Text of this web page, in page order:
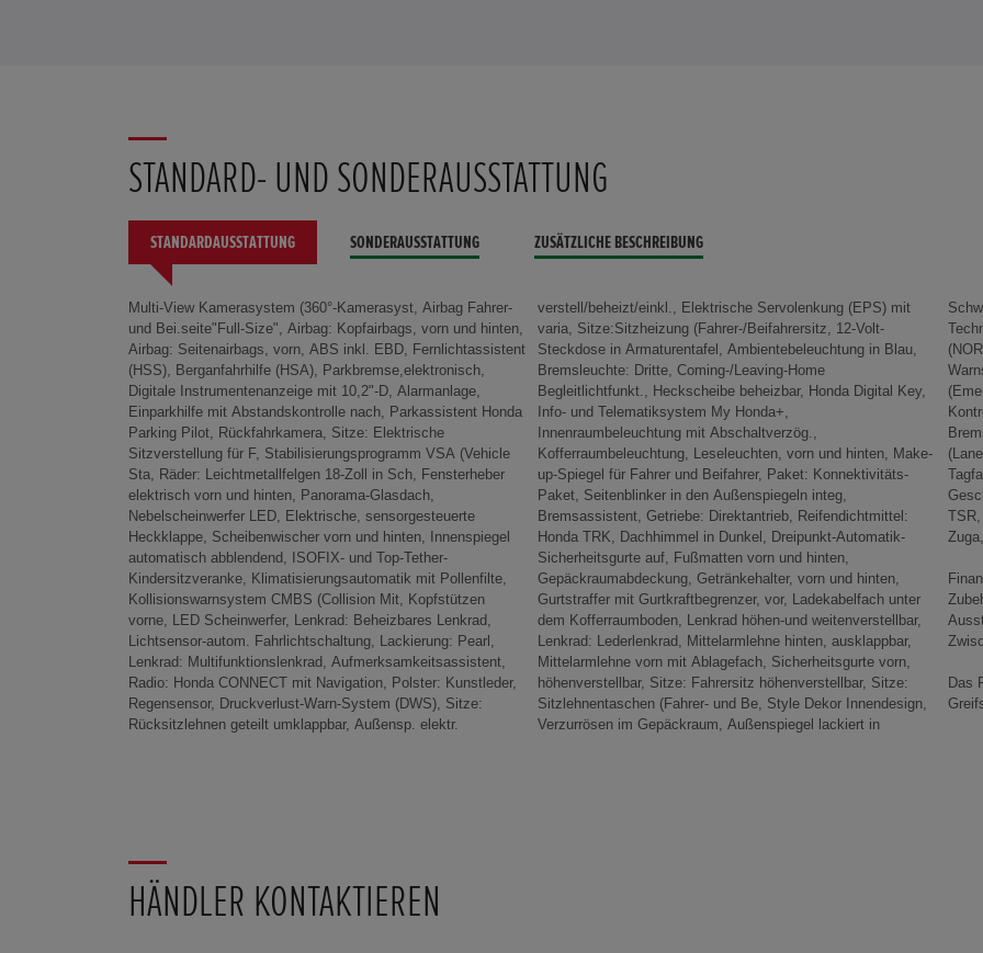
STANDARD- UND SONDERAUSSTATTUNG
STANDARDAUSSTATTUNG SONDERAUSSTATTUNG ZUSÄTZLICHE BESCHREIBUNG
Multi-View Kamerasystem (360°-Kamerasyst, Airbag Fahrer-
und Bei.seite"Full-Size", Airbag: Kopfairbags, vorn und hinten,
Airbag: Seitenairbags, vorn, ABS inkl. EBD, Fernlichtassistent
(HSS), Berganfahrhilfe (HSA), Parkbremse,elektronisch,
Digitale Instrumentenanzeige mit 10,2"-D, Alarmanlage,
Einparkhilfe mit Abstandskontrolle nach, Parkassistent Honda
Parking Pilot, Rückfahrkamera, Sitze: Elektrische
Sitzverstellung für F, Stabilisierungsprogramm VSA (Vehicle
Sta, Räder: Leichtmetallfelgen 18-Zoll in Sch, Fensterheber
elektrisch vorn und hinten, Panorama-Glasdach,
Nebelscheinwerfer LED, Elektrische, sensorgesteuerte
Heckklappe, Scheibenwischer vorn und hinten, Innenspiegel
automatisch abblendend, ISOFIX- und Top-Tether-
Kindersitzveranke, Klimatisierungsautomatik mit Pollenfilte,
Kollisionswarnsystem CMBS (Collision Mit, Kopfstützen
vorne, LED Scheinwerfer, Lenkrad: Beheizbares Lenkrad,
Lichtsensor-autom. Fahrlichtschaltung, Lackierung: Pearl,
Lenkrad: Multifunktionslenkrad, Aufmerksamkeitsassistent,
Radio: Honda CONNECT mit Navigation, Polster: Kunstleder,
Regensensor, Druckverlust-Warn-System (DWS), Sitze:
Rücksitzlehnen geteilt umklappbar, Außensp. elektr.
verstell/beheizt/einkl., Elektrische Servolenkung (EPS) mit
varia, Sitze:Sitzheizung (Fahrer-/Beifahrersitz, 12-Volt-
Steckdose in Armaturentafel, Ambientebeleuchtung in Blau,
Bremsleuchte: Dritte, Coming-/Leaving-Home
Begleitlichtfunkt., Heckscheibe beheizbar, Honda Digital Key,
Info- und Telematiksystem My Honda+,
Innenraumbeleuchtung mit Abschaltverzög.,
Kofferraumbeleuchtung, Leseleuchten, vorn und hinten, Make-
up-Spiegel für Fahrer und Beifahrer, Paket: Konnektivitäts-
Paket, Seitenblinker in den Außenspiegeln integ,
Bremsassistent, Getriebe: Direktantrieb, Reifendichtmittel:
Honda TRK, Dachhimmel in Dunkel, Dreipunkt-Automatik-
Sicherheitsgurte auf, Fußmatten vorn und hinten,
Gepäckraumabdeckung, Getränkehalter, vorn und hinten,
Gurtstraffer mit Gurtkraftbegrenzer, vor, Ladekabelfach unter
dem Kofferraumboden, Lenkrad höhen-und weitenverstellbar,
Lenkrad: Lederlenkrad, Mittelarmlehne hinten, ausklappbar,
Mittelarmlehne vorn mit Ablagefach, Sicherheitsgurte vorn,
höhenverstellbar, Sitze: Fahrersitz höhenverstellbar, Sitze:
Sitzlehnentaschen (Fahrer- und Be, Style Dekor Innendesign,
Verzurrösen im Gepäckraum, Außenspiegel lackiert in
Schwarz, Dachspoiler, Privacy Glass, Rückleuchten in LED
Technik, Türgriffe in Wagenfarbe lackiert, 3 Fahrmodi
(NORMAL/ECON/SPORT), Akustisches Fahrzeug-
Warnsystem AVAS, Dachantenne Shark Fin, Notrufsystem
(Emergency Call), Paket: Safety & Journey-Paket,
Kontrollanzeige für nicht angelegte Sich, Regeneratives
Bremsen, Warndreieck, Aktiver Spurhalteassistent LKAS
(Lane Ke, Spurhalteassistent RDM (Road Departure M,
Tagfahrlicht in LED-Technik, Adaptive
Geschwindigkeitregelung ACC, Verkehrszeichenerkennung
TSR, Wegfahrsperre, Smart Entry & Start (schlüsselloses
Das
HÄNDLER KONTAKTIEREN